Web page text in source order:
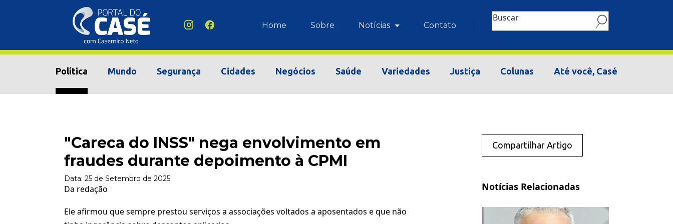
Home Sobre Notícias Contato
Buscar
Política Mundo Segurança Cidades Negócios Saúde Variedades Justiça Colunas Até você, Casé
"Careca do INSS" nega envolvimento em
fraudes durante depoimento à CPMI
Data: 25 de Setembro de 2025
Da redação
Ele afirmou que sempre prestou serviços a associações voltados a aposentados e que não
Compartilhar Artigo
Notícias Relacionadas